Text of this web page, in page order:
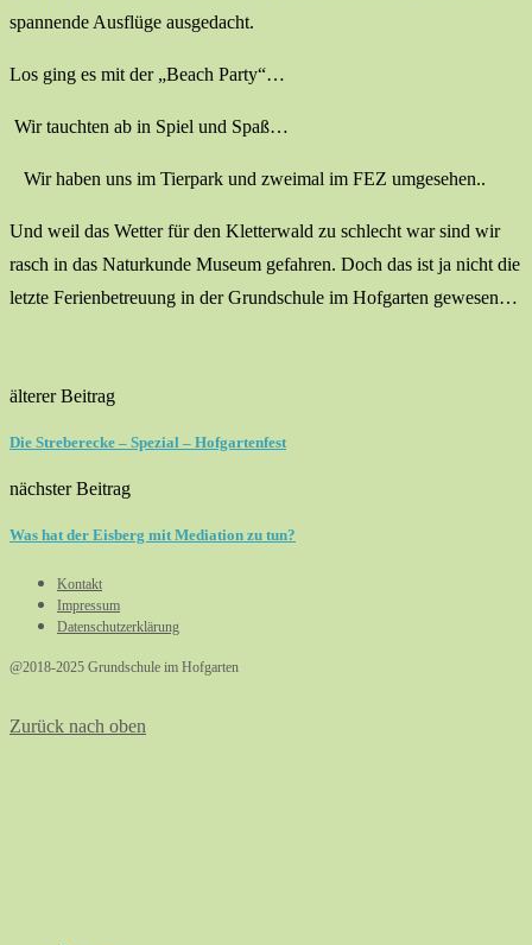
spannende Ausflüge ausgedacht.
Los ging es mit der „Beach Party“…
Wir tauchten ab in Spiel und Spaß…
Wir haben uns im Tierpark und zweimal im FEZ umgesehen..
Und weil das Wetter für den Kletterwald zu schlecht war sind wir
rasch in das Naturkunde Museum gefahren. Doch das ist ja nicht die
letzte Ferienbetreuung in der Grundschule im Hofgarten gewesen…
älterer Beitrag
Die Streberecke – Spezial – Hofgartenfest
nächster Beitrag
Was hat der Eisberg mit Mediation zu tun?
Kontakt
Impressum
Datenschutzerklärung
@2018-2025 Grundschule im Hofgarten
Zurück nach oben